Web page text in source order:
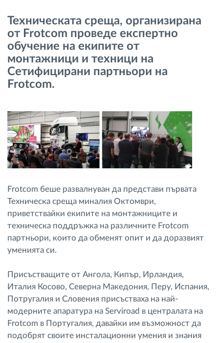
Планиране на маршрути и мониторинг
Автоматична идентификация на шофьора
Разберете за всички функционалности
Как отговаряме на нуждите на всяка
флота
Техническата среща, организирана
от Frotcom проведе експертно
обучение на екипите от
монтажници и техници на
Сетифицирани партньори на
Frotcom.
Frotcom беше развалнуван да представи първата
Техническа среща миналия Октомври,
приветствайки екипите на монтажниците и
техническа поддръжка на различните Frotcom
партньори, които да обменят опит и да доразвият
уменията си.
Присъстващите от Ангола, Кипър, Ирландия,
Италия Косово, Северна Македония, Перу, Испания,
Потругалия и Словения присъстваха на най-
модерните апаратура на Serviroad в централата на
Frotcom в Португалия, давайки им възможност да
подобрят своите инсталационни умения и знания